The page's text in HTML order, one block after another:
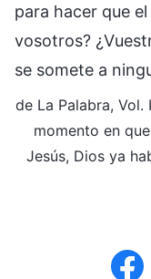
para hacer que
vosotros?
se somete a
de La Palabra,
momento en
Jesús, Dios ya